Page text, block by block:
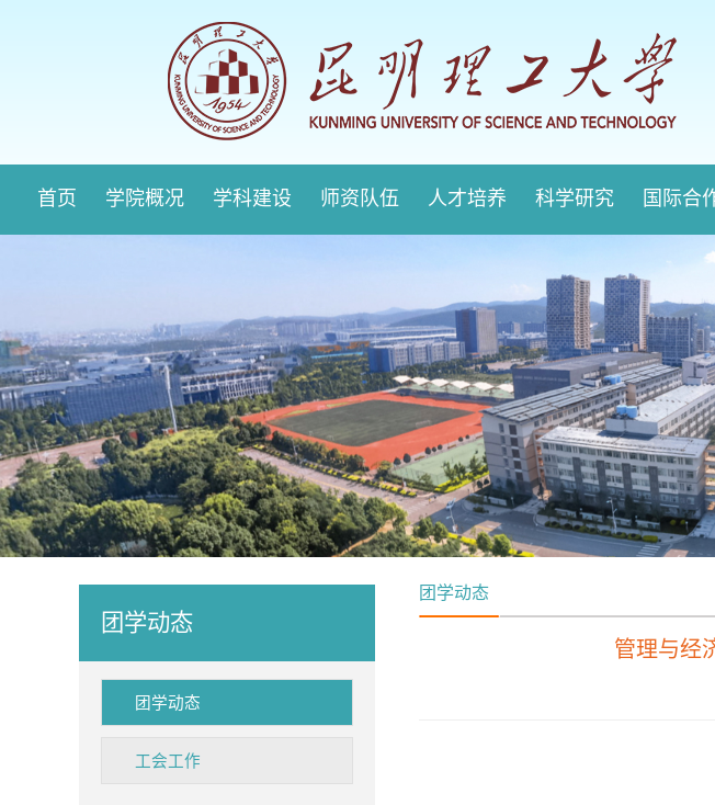
首页 学院概况 学科建设 师资队伍 人才培养 科学研究 国际合
团学动态
团学动态
工会工作
团学动态
管理与经